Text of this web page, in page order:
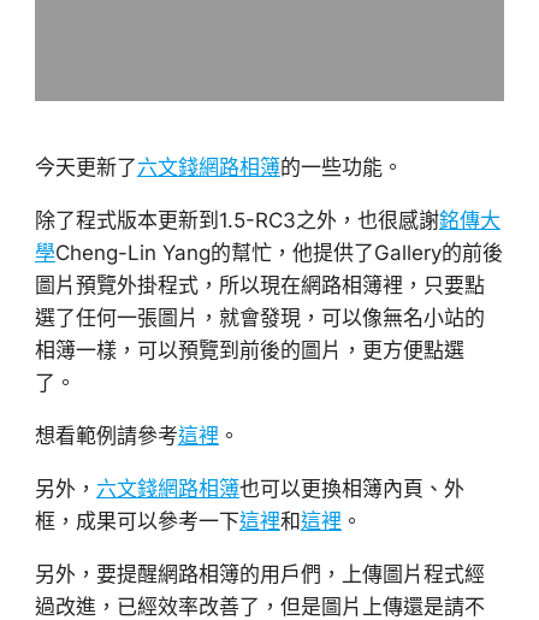
今天更新了六文錢網路相簿的一些功能。
除了程式版本更新到1.5-RC3之外，也很感謝銘傳大
學Cheng-Lin Yang的幫忙，他提供了Gallery的前後
圖片預覽外掛程式，所以現在網路相簿裡，只要點
選了任何一張圖片，就會發現，可以像無名小站的
相簿一樣，可以預覽到前後的圖片，更方便點選
了。
想看範例請參考這裡 。
另外， 六文錢網路相簿也可以更換相簿內頁、外
框，成果可以參考一下這裡和這裡 。
另外，要提醒網路相簿的用戶們，上傳圖片程式經
過改進，已經效率改善了，但是圖片上傳還是請不